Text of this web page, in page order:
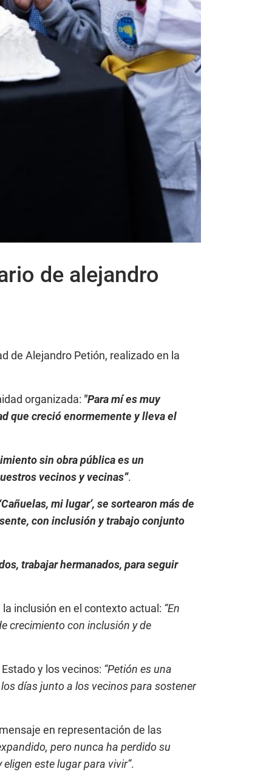
de alejandro
de Alejandro Petión, realizado en la
organizada: "Para mí es muy
que creció enormemente y lleva el
sin obra pública es un
vecinos y vecinas”.
mi lugar’, se sortearon más de
con inclusión y trabajo conjunto
trabajar hermanados, para seguir
inclusión en el contexto actual: “En
crecimiento con inclusión y de
y los vecinos: “Petión es una
días junto a los vecinos para sostener
en representación de las
pero nunca ha perdido su
este lugar para vivir”.